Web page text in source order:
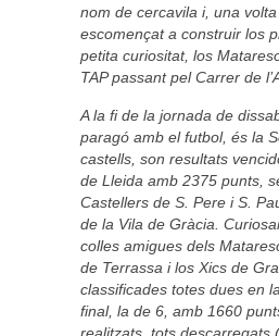
nom de cercavila i, una
escomençat a construir los
petita curiositat, los
TAP passant pel Carrer de
A la fi de la jornada de
paragó amb el futbol, és la
castells, son resultats
de Lleida amb 2375 punts,
Castellers de S. Pere i S.
de la Vila de Gràcia.
colles amigues dels
de Terrassa i los Xics de
classificades totes dues en
final, la de 6, amb 1660